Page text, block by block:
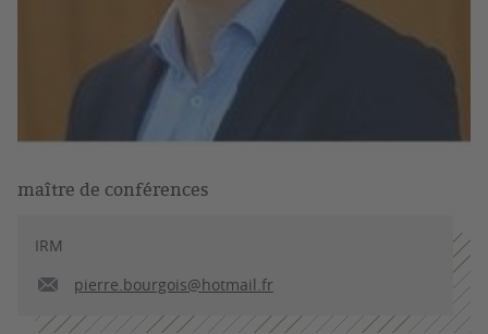
maître de conférences
IRM
pierre.bourgois@hotmail.fr